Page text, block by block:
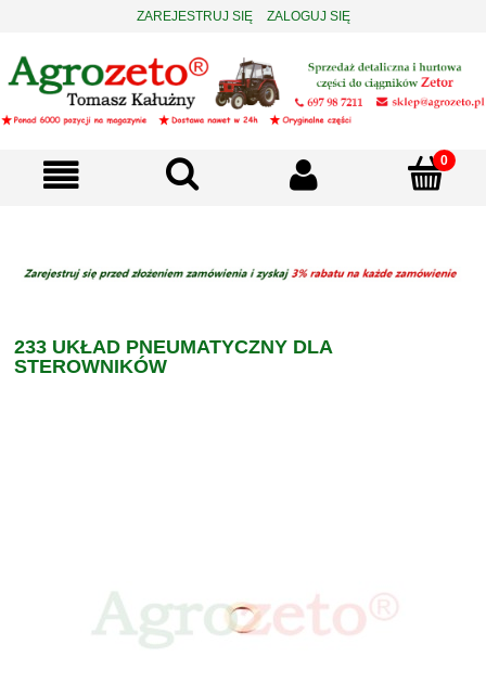
ZAREJESTRUJ SIĘ ZALOGUJ SIĘ
233 UKŁAD PNEUMATYCZNY DLA
STEROWNIKÓW